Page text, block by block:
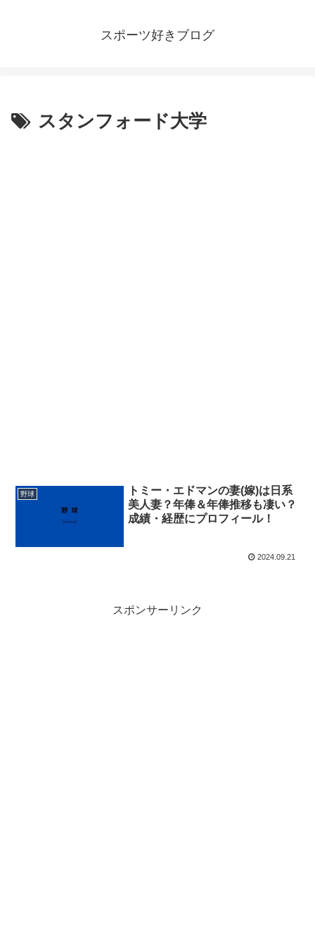
スポーツ好きブログ
スタンフォード大学
野球
トミー・エドマンの妻(嫁)は日系
美人妻？年俸＆年俸推移も凄い？
成績・経歴にプロフィール！
2024.09.21
スポンサーリンク